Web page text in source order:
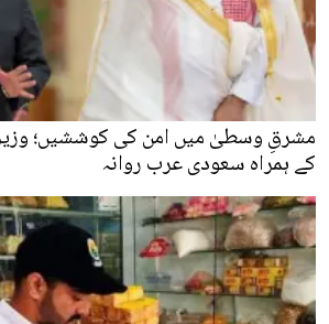
مشرقِ وسطیٰ میں امن کی کوششیں؛
کے ہمراہ سعودی عرب روانہ